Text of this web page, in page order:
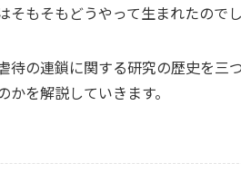
そもそもどうやって生まれたのでし
待の連鎖に関する研究の歴史を三
を解説していきます。